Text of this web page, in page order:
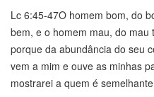
Lc 6:45-47O homem bom, do
bem, e o homem mau, do
porque da abundância do seu
vem a mim e ouve as minhas
mostrarei a quem é